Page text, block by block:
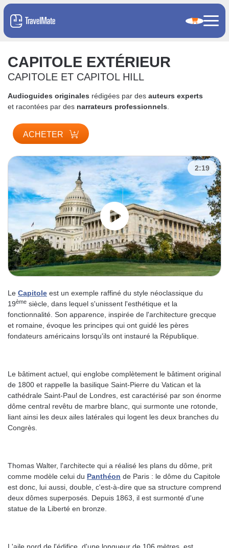
CAPITOLE EXTÉRIEUR
CAPITOLE ET CAPITOL HILL
Audioguides originales rédigées par des auteurs experts
et racontées par des narrateurs professionnels
ACHETER
2:19
Le Capitole est un exemple raffiné du style néoclassique du
19ème siècle, dans lequel s'unissent l'esthétique et la
fonctionnalité. Son apparence, inspirée de l'architecture grecque
et romaine, évoque les principes qui ont guidé les pères
fondateurs américains lorsqu'ils ont instauré la République.
Le bâtiment actuel, qui englobe complètement le bâtiment original
de 1800 et rappelle la basilique Saint-Pierre du Vatican et la
cathédrale Saint-Paul de Londres, est caractérisé par son énorme
dôme central revêtu de marbre blanc, qui surmonte une rotonde,
liant ainsi les deux ailes latérales qui logent les deux branches du
Congrès.
Thomas Walter, l'architecte qui a réalisé les plans du dôme, prit
comme modèle celui du Panthéon de Paris : le dôme du Capitole
est donc, lui aussi, double, c'est-à-dire que sa structure comprend
deux dômes superposés. Depuis 1863, il est surmonté d'une
statue de la Liberté en bronze.